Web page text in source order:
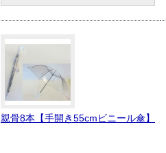
親骨8本【手開き55cmビニール傘】